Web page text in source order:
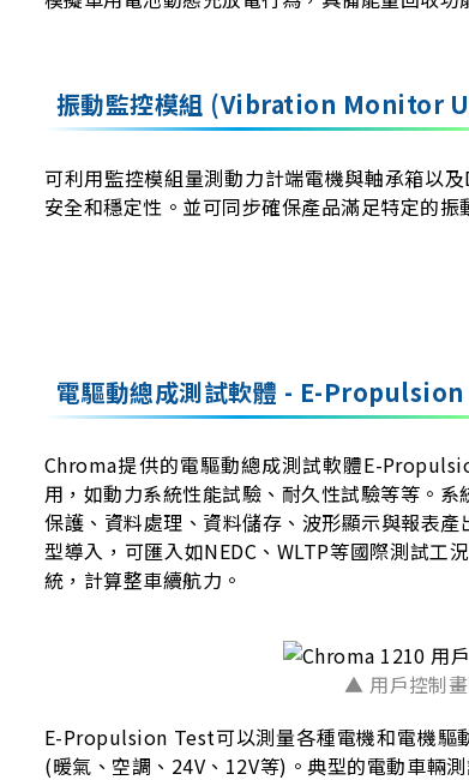
振動監控模組 (Vibration Monitor
可利用監控模組量測動力計端電機與軸承箱以
安全和穩定性。並可同步確保產品滿足特定的振
電驅動總成測試軟體 - E-
Chroma提供的電驅動總成測試軟體E-
用，如動力系統性能試驗、耐久性試驗等等。
保護、資料處理、資料儲存、波形顯示與報表
型導入，可匯入如NEDC、WLTP等國際測試工
統，計算整車續航力。
▲ 用戶控制
E-Propulsion Test可以測量各種電機和電機驅
(暖氣、空調、24V、12V等)。典型的電動車輛